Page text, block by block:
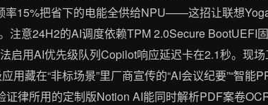
率15%把省下的电能全供给NPU——这招让联想
意24H2的AI调度依赖TPM 2.0Secure BootUEFI
启用AI优先级队列Copilot响应延迟卡在2.1秒。现
藏在“非标场景”里厂商宣传的“AI会议纪要”“智能
律所用的定制版Notion AI能同时解析PDF案卷